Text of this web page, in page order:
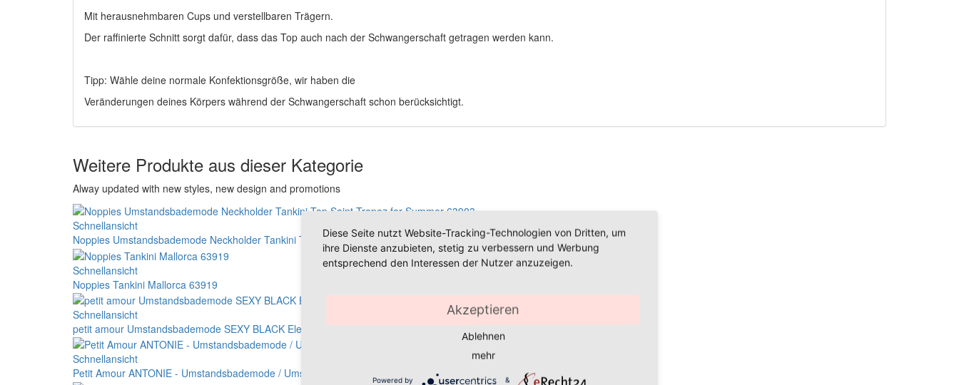
Mit herausnehmbaren Cups und verstellbaren Trägern.
Der raffinierte Schnitt sorgt dafür, dass das Top auch nach der Schwangerschaft getragen werden kann.
Tipp: Wähle deine normale Konfektionsgröße, wir haben die
Veränderungen deines Körpers während der Schwangerschaft schon berücksichtigt.
Weitere Produkte aus dieser Kategorie
Alway updated with new styles, new design and promotions
Schnellansicht
Noppies Umstandsbademode Neckholder Tankini Top Saint Tropez for Summer 63903
Schnellansicht
Noppies Tankini Mallorca 63919
Schnellansicht
petit amour Umstandsbademode SEXY BLACK Eleganter Umstandstankini als Neckholder
Schnellansicht
Petit Amour ANTONIE - Umstandsbademode / Umstandsbadeanzug, Größe Cup-B Cup-C Cup-D maritim
Diese Seite nutzt Website-Tracking-Technologien von Dritten, um
ihre Dienste anzubieten, stetig zu verbessern und Werbung
entsprechend den Interessen der Nutzer anzuzeigen.
Akzeptieren
Ablehnen
mehr
Powered by &